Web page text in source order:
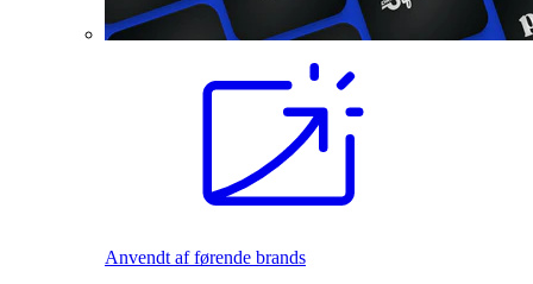
Anvendt af førende brands